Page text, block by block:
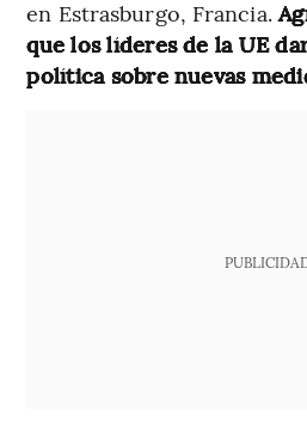
en Estrasburgo, Francia.
que los líderes de la UE
política sobre nuevas